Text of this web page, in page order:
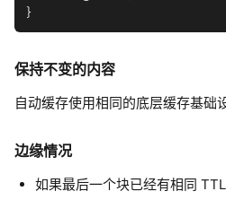
保持不变的内容
自动缓存使用相同的底层缓存基
边缘情况
如果最后一个块已经有相同